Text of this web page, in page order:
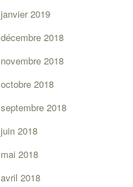
janvier 2019
décembre 2018
novembre 2018
octobre 2018
septembre 2018
juin 2018
mai 2018
avril 2018